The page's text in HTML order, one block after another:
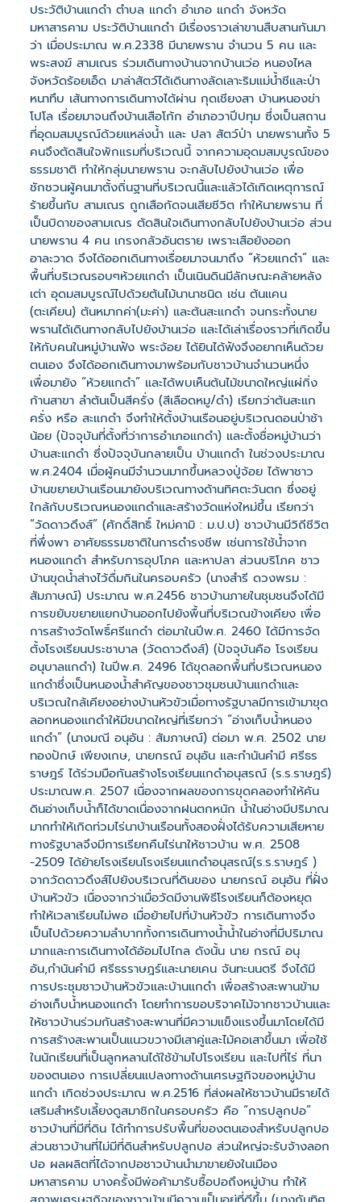
ประวัติบ้านแกดำ ตำบล แกดำ อำเภอ แกดำ จังหวัด
มหาสารคาม ประวัติบ้านแกดำ มีเรื่องราวเล่าขานสืบสานกันมา
ว่า เมื่อประมาณ พ.ศ.2338 มีนายพราน จำนวน 5 คน และ
พระสงฆ์ สามเณร ร่วมเดินทางบ้านจากบ้านเว่อ หนองไหล
จังหวัดร้อยเอ็ด มาล่าสัตว์ได้เดินทางลัดเลาะริมแม่น้ำชีและป่า
หนาทึบ เส้นทางการเดินทางได้ผ่าน กุดเชียงสา บ้านหนองข่า
โปโล เรื่อยมาจนถึงบ้านเสือโก้ก อำเภอวาปีปทุม ซึ่งเป็นสถาน
ที่อุดมสมบูรณ์ด้วยแหล่งน้ำ และ ปลา สัตว์ป่า นายพรานทั้ง 5
คนจึงตัดสินใจพักแรมที่บริเวณนี้ จากความอุดมสมบูรณ์ของ
ธรรมชาติ ทำให้กลุ่มนายพราน จะกลับไปยังบ้านเว่อ เพื่อ
ชักชวนผู้คนมาตั้งถิ่นฐานที่บริเวณนี้และแล้วได้เกิดเหตุการณ์
ร้ายขึ้นกับ สามเณร ถูกเสือกัดจนเสียชีวิต ทำให้นายพราน ที่
เป็นบิดาของสามเณร ตัดสินใจเดินทางกลับไปยังบ้านเว่อ ส่วน
นายพราน 4 คน เกรงกลัวอันตราย เพราะเสือยังออก
อาละวาด จึงได้ออกเดินทางเรื่อยมาจนมาถึง “ห้วยแกดำ” และ
พื้นที่บริเวณรอบๆห้วยแกดำ เป็นเนินดินมีลักษณะคล้ายหลัง
เต่า อุดมสมบูรณ์ไปด้วยต้นไม้นานาชนิด เช่น ต้นแคน
(ตะเคียน) ต้นหมากค่า(มะค่า) และต้นสะแกดำ จนกระทั้งนาย
พรานได้เดินทางกลับไปยังบ้านเว่อ และได้เล่าเรื่องราวที่เกิดขึ้น
ให้กับคนในหมู่บ้านฟัง พระจ้อย ได้ยินได้ฟังจึงอยากเห็นด้วย
ตนเอง จึงได้ออกเดินทางมาพร้อมกับชาวบ้านจำนวนหนึ่ง
เพื่อมายัง “ห้วยแกดำ” และได้พบเห็นต้นไม้ขนาดใหญ่แผ่กิ่ง
ก้านสาขา ลำต้นเป็นสีครั่ง (สีเลือดหมู/ดำ) เรียกว่าต้นสะแก
ครั่ง หรือ สะแกดำ จึงทำให้ตั้งบ้านเรือนอยู่บริเวณดอนป่าช้า
น้อย (ปัจจุบันที่ตั้งที่ว่าการอำเภอแกดำ) และตั้งชื่อหมู่บ้านว่า
บ้านสะแกดำ ซึ่งปัจจุบันกลายเป็น บ้านแกดำ ในช่วงประมาณ
พ.ศ.2404 เมื่อผู้คนมีจำนวนมากขึ้นหลวงปู่จ้อย ได้พาชาว
บ้านขยายบ้านเรือนมายังบริเวณทางด้านทิศตะวันตก ซึ่งอยู่
ใกล้กับบริเวณหนองแกดำและสร้างวัดแห่งใหม่ขึ้น เรียกว่า
“วัดดาวดึงส์” (ศักดิ์สิทธิ์ ใหม่คามิ : ม.ป.ป) ชาวบ้านมีวิถีชีวิต
ที่พึ่งพา อาศัยธรรมชาติในการดำรงชีพ เช่นการใช้น้ำจาก
หนองแกดำ สำหรับการอุปโภค และหาปลา ส่วนบริโภค ชาว
บ้านขุดน้ำส่างไว้ดื่มกินในครอบครัว (นางสำรี ดวงพรม :
สัมภาษณ์) ประมาณ พ.ศ.2456 ชาวบ้านภายในชุมชนจึงได้มี
การขยับขยายแยกบ้านออกไปยังพื้นที่บริเวณข้างเคียง เพื่อ
การสร้างวัดโพธิ์ศรีแกดำ ต่อมาในปีพ.ศ. 2460 ได้มีการจัด
ตั้งโรงเรียนประชาบาล (วัดดาวดึงส์) (ปัจจุบันคือ โรงเรียน
อนุบาลแกดำ) ในปีพ.ศ. 2496 ได้ขุดลอกพื้นที่บริเวณหนอง
แกดำซึ่งเป็นหนองน้ำสำคัญของชาวชุมชนบ้านแกดำและ
บริเวณใกล้เคียงอย่างบ้านหัวขัวเมื่อทางรัฐบาลมีการเข้ามาขุด
ลอกหนองแกดำให้มีขนาดใหญ่ที่เรียกว่า “อ่างเก็บน้ำหนอง
แกดำ” (นางมณี อนุอัน : สัมภาษณ์) ต่อมา พ.ศ. 2502 นาย
ทองปักษ์ เพียงเกษ, นายกรณ์ อนุอัน และกำนันคำมี ศรีธร
ราษฎร์ ได้ร่วมมือกันสร้างโรงเรียนแกดำอนุสรณ์ (ร.ร.ราษฎร์)
ประมาณพ.ศ. 2507 เนื่องจากผลของการขุดคลองทำให้คัน
ดินอ่างเก็บน้ำก็ได้ขาดเนื่องจากฝนตกหนัก น้ำในอ่างมีปริมาณ
มากทำให้เกิดท่วมไร่นาบ้านเรือนทั้งสองฝั่งได้รับความเสียหาย
ทางรัฐบาลจึงมีการเรียกคืนไร่นาให้ชาวบ้าน พ.ศ. 2508
-2509 ได้ย้ายโรงเรียนโรงเรียนแกดำอนุสรณ์(ร.ร.ราษฎร์ )
จากวัดดาวดึงส์ไปยังบริเวณที่ดินของ นายกรณ์ อนุอัน ที่ฝั่ง
บ้านหัวขัว เนื่องจากว่าเมื่อวัดมีงานพิธีโรงเรียนก็ต้องหยุด
ทำให้เวลาเรียนไม่พอ เมื่อย้ายไปที่บ้านหัวขัว การเดินทางจึง
เป็นไปด้วยความลำบากทั้งการเดินทางน้ำน้ำในอ่างที่มีปริมาณ
มากและการเดินทางได้อ้อมไปไกล ดังนั้น นาย กรณ์ อนุ
อัน,กำนันคำมี ศรีธรราษฎร์และนายเคน จันทะนนตรี จึงได้มี
การประชุมชาวบ้านหัวขัวและบ้านแกดำ เพื่อสร้างสะพานข้าม
อ่างเก็บน้ำหนองแกดำ โดยทำการขอบริจาคไม้จากชาวบ้านและ
ให้ชาวบ้านร่วมกันสร้างสะพานที่มีความแข็งแรงขึ้นมาโดยได้มี
การสร้างสะพานเป็นแนวขวางมีเสาคู่และไม้คอเสาขึ้นมา เพื่อใช้
ในนักเรียนที่เป็นลูกหลานได้ใช้ข้ามไปโรงเรียน และไปที่ไร่ ที่นา
ของตนเอง การเปลี่ยนแปลงทางด้านเศรษฐกิจของหมู่บ้าน
แกดำ เกิดช่วงประมาณ พ.ศ.2516 ที่ส่งผลให้ชาวบ้านมีรายได้
เสริมสำหรับเลี้ยงดูสมาชิกในครอบครัว คือ “การปลูกปอ”
ชาวบ้านที่มีที่ดิน ได้ทำการปรับพื้นที่ของตนเองสำหรับปลูกปอ
ส่วนชาวบ้านที่ไม่มีที่ดินสำหรับปลูกปอ ส่วนใหญ่จะรับจ้างลอก
ปอ ผลผลิตที่ได้จากปอชาวบ้านนำมาขายยังในเมือง
มหาสารคาม บางครั้งมีพ่อค้ามารับซื้อปอถึงหมู่บ้าน ทำให้